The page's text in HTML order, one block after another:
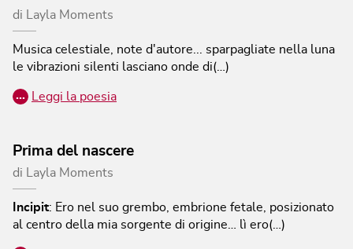
di Layla Moments
Musica celestiale, note d'autore... sparpagliate nella luna
le vibrazioni silenti lasciano onde di(…)
… Leggi la poesia
Prima del nascere
di Layla Moments
Incipit: Ero nel suo grembo, embrione fetale, posizionato
al centro della mia sorgente di origine… lì ero(…)